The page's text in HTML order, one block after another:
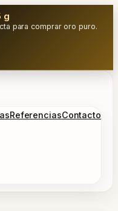
g
para comprar oro puro.
ReferenciasContacto